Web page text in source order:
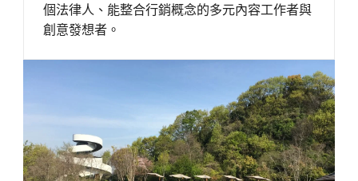
個法律人、能整合行銷概念的多元內容工作者與
創意發想者。